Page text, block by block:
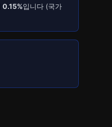
0.15%입니다 (국가